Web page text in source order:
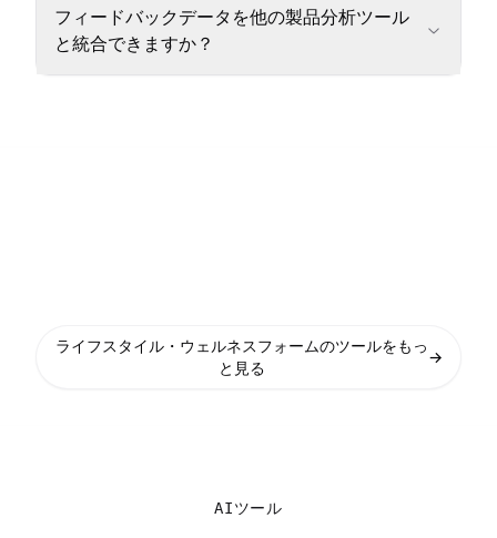
フィードバックデータを他の製品分析ツール
と統合できますか？
ライフスタイル・ウェルネスフォームのツールをもっ
と見る
→
AIツール